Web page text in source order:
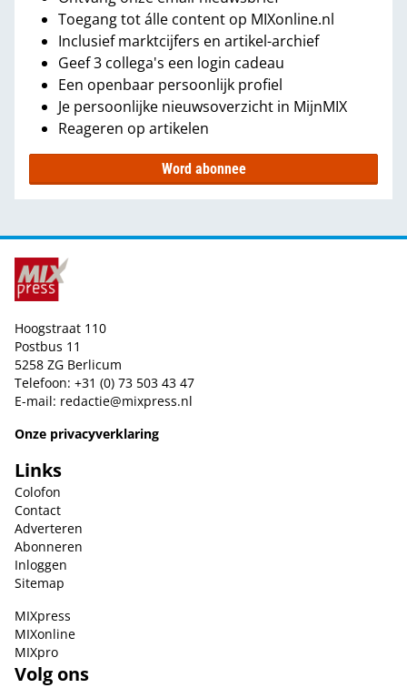
Toegang tot álle content op MIXonline.nl
Inclusief marktcijfers en artikel-archief
Geef 3 collega's een login cadeau
Een openbaar persoonlijk profiel
Je persoonlijke nieuwsoverzicht in MijnMIX
Reageren op artikelen
Word abonnee
Hoogstraat 110
Postbus 11
5258 ZG Berlicum
Telefoon: +31 (0) 73 503 43 47
E-mail: redactie@mixpress.nl
Onze privacyverklaring
Links
Colofon
Contact
Adverteren
Abonneren
Inloggen
Sitemap
MIXpress
MIXonline
MIXpro
Volg ons